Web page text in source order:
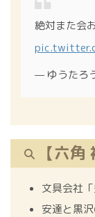
絶対また会
— ゆうたろ
【六
文具会社「
安達と黒